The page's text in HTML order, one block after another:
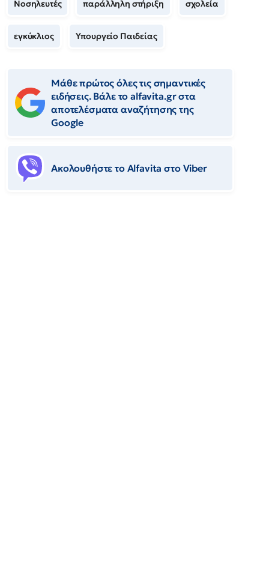
Νοσηλευτές παράλληλη στήριξη σχολεία
εγκύκλιος Υπουργείο Παιδείας
Μάθε πρώτος όλες τις σημαντικές
ειδήσεις. Βάλε το alfavita.gr στα
αποτελέσματα αναζήτησης της
Google
Ακολουθήστε το Αlfavita στο Viber